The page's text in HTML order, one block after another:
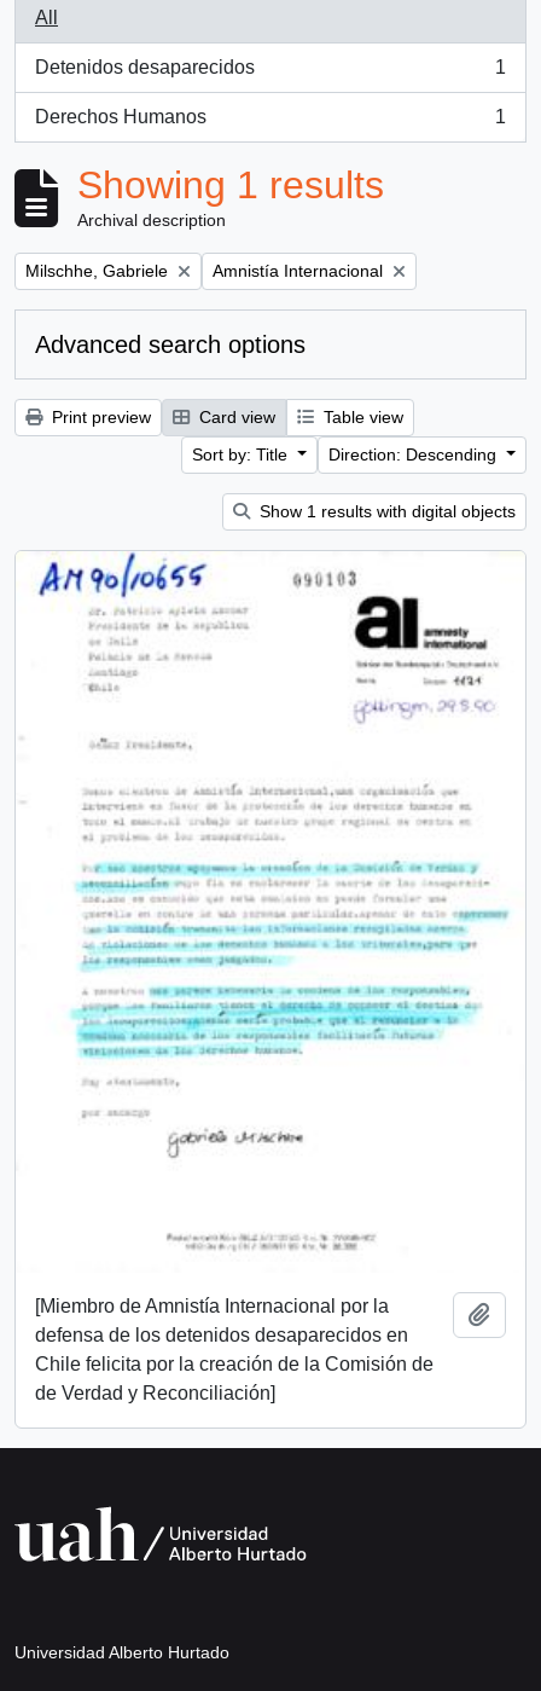
All
Detenidos desaparecidos
, 1 results
1
Derechos Humanos
, 1 results
1
Showing 1 results
Archival description
Remove filter:
Milschhe, Gabriele Remove filter:
Amnistía Internacional
Advanced search options
Print preview Card view
Table view
Sort by: Title
Direction: Descending
Show 1 results with digital objects
[Miembro de Amnistía Internacional por la
defensa de los detenidos desaparecidos en
Chile felicita por la creación de la Comisión de
de Verdad y Reconciliación]
Universidad Alberto Hurtado